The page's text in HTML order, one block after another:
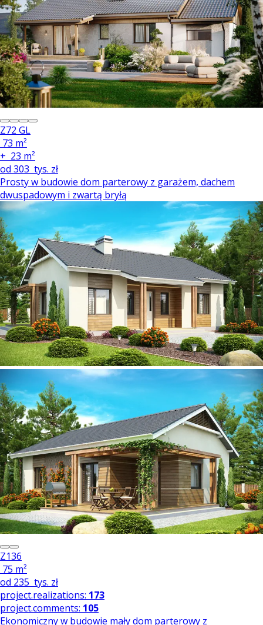
Z72 GL
73 m²
+ 23 m²
od 303 tys. zł
Prosty w budowie dom parterowy z garażem, dachem
dwuspadowym i zwartą bryłą
Z136
75 m²
od 235 tys. zł
project.realizations: 173
project.comments: 105
Ekonomiczny w budowie mały dom parterowy z